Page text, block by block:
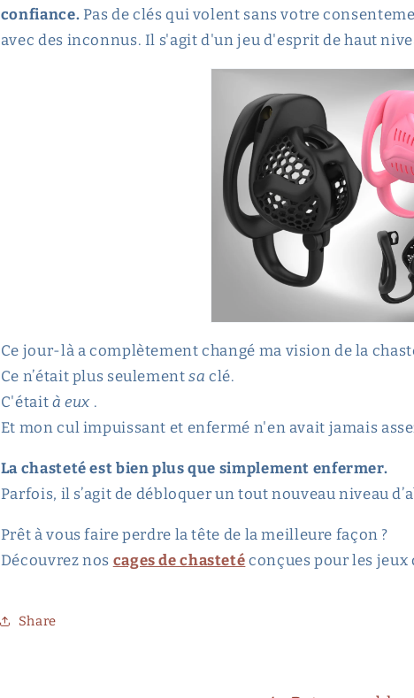
confiance. Pas de clés qui volent sans votre
avec des inconnus. Il s'agit d'un jeu d'esprit de haut
Ce jour-là a complètement changé ma vision de la
Ce n’était plus seulementsa clé.
C'était à eux .
Et mon cul impuissant et enfermé n'en avait jamais
La chasteté est bien plus que simplement enfermer.
Parfois, il s’agit de débloquer un tout nouveau niveau
Prêt à vous faire perdre la tête de la meilleure façon ?
Découvrez nos cages de chasteté conçues pour les
Share